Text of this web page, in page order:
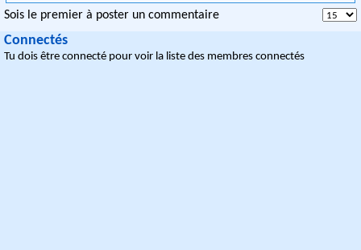
Sois le premier à poster un commentaire
Connectés
Tu dois être connecté pour voir la liste des membres connectés